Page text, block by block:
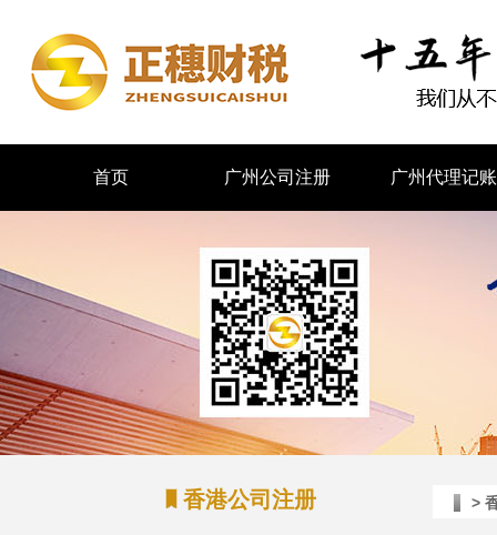
首页 广州公司注册 广州代理记账
香港公司注册 >